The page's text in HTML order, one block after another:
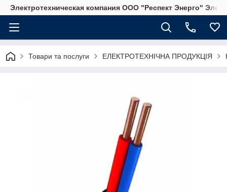
Электротехническая компания ООО "Респект Энерго"
Товари та послуги ЕЛЕКТРОТЕХНІЧНА ПРОДУКЦІЯ